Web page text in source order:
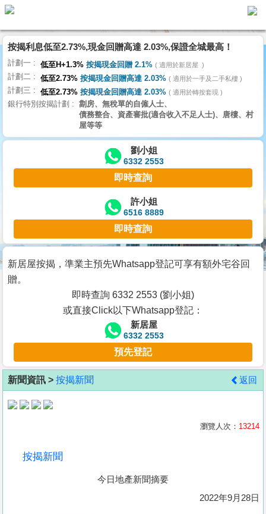
代
理
主
頁
搵
樓/
交
業
主
宅
谷
按
客
地
產
按揭利息低至2.73%,現金回贈高達 2.03%,保證全城最高！
計劃一 低至H+1.3% 按揭現金回贈 2.1% 適用於新居屋
計劃二 低至2.73% 按揭現金回贈高達 2.03% 適用於一手及二手私樓
計劃三 低至2.73% 按揭現金回贈高達 2.03% 適用於轉按套現
銀行特別按揭計劃
劏房、無稅單的自僱人士、
債務整合、資產審批(適合收入不足人士)、唐樓、村
屋等等
劉小姐
6332 2553
即時查詢
許小姐
6516 8889
即時查詢
新居屋按揭，準業主預先Whatsapp登記可享有額外宅谷回
贈。
即時查詢 6332 2553 (劉小姐)
或直接Click以下Whatsapp登記：
新居屋
6332 2553
預先登記
新聞資訊 > 按揭新聞 返回
瀏覽人次： 13214
按揭新聞
今日地產新聞摘要
2022年9月28日